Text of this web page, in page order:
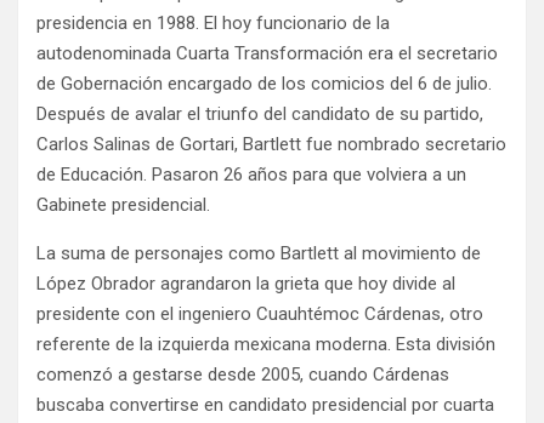
presidencia en 1988. El hoy funcionario de la
autodenominada Cuarta Transformación era el secretario
de Gobernación encargado de los comicios del 6 de julio.
Después de avalar el triunfo del candidato de su partido,
Carlos Salinas de Gortari, Bartlett fue nombrado secretario
de Educación. Pasaron 26 años para que volviera a un
Gabinete presidencial.
La suma de personajes como Bartlett al movimiento de
López Obrador agrandaron la grieta que hoy divide al
presidente con el ingeniero Cuauhtémoc Cárdenas, otro
referente de la izquierda mexicana moderna. Esta división
comenzó a gestarse desde 2005, cuando Cárdenas
buscaba convertirse en candidato presidencial por cuarta